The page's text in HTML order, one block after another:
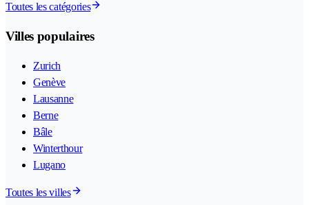
Toutes les catégories
Villes populaires
Zurich
Genève
Lausanne
Berne
Bâle
Winterthour
Lugano
Toutes les villes